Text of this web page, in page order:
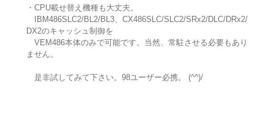
・CPU載せ替え機種も大丈夫。
IBM486SLC2/BL2/BL3、CX486SLC/SLC2/SRx2/DLC/DRx2/
DX2のキャッシュ制御を
VEM486本体のみで可能です。当然、常駐させる必要もあり
ません。
是非試してみて下さい。98ユーザー必携。 (^^)/